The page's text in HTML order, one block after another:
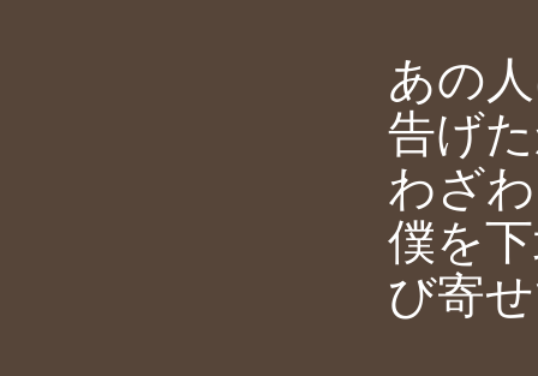
あの
告げ
わざ
僕を
び寄